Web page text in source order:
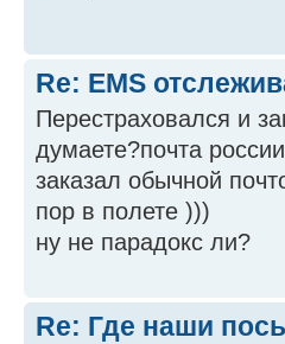
Re: EMS
Перестраховался и
думаете?почта
заказал обычной
пор в полете )))
ну не парадокс ли?
Re: Где наши